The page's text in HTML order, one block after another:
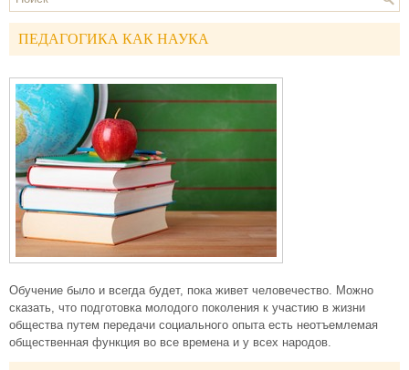
ПЕДАГОГИКА КАК НАУКА
Обучение было и всегда будет, пока живет человечество. Можно
сказать, что подготовка молодого поколения к участию в жизни
общества путем передачи социального опыта есть неотъемлемая
общественная функция во все времена и у всех народов.